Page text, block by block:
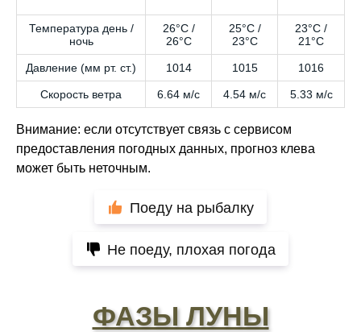
Температура день /
ночь
26°C /
26°C
25°C /
23°C
23°C /
21°C
Давление (мм рт. ст.) 1014 1015 1016
Скорость ветра 6.64 м/с 4.54 м/с 5.33 м/с
Внимание: если отсутствует связь с сервисом
предоставления погодных данных, прогноз клева
может быть неточным.
Поеду на рыбалку
Не поеду, плохая погода
ФАЗЫ ЛУНЫ